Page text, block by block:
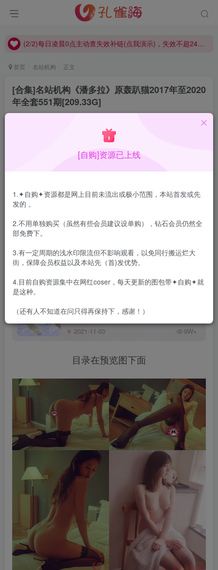
(2/2)每日凌晨0点主动查失效补链(点我演示)，失效不超24小时，
(2/2)每日凌晨0点主动查失效补链(点我演示)，失效不超24小时，
首页 名站机构 正文
[合集]名站机构《潘多拉》原轰趴猫2017年至2020
年全套551期[209.33G]
关注
潘多拉是非常热门的一家，关注度很高但是网上流出的都是
288期开始改名字了，从轰趴猫彻底改名为潘多拉。
金和特刊，白金和特刊本站合集单独打包了。
注意本合集并不完整，网上原版的非常难弄到完整，本站只
能尽力收录，2020年10月份比较新的也收录进来了！
会员专属 [合集]《潘多拉(原轰趴猫)》珍
2021-11-03 9W+
目录在预览图下面
[自购]资源已上线
1.✦自购✦资源都是网上目前未流出或极小范围，本站首发或先
发的 。
2.不用单独购买（虽然有些会员建议设单购），钻石会员仍然全
部免费下。
3.有一定周期的浅水印限流但不影响观看，以免同行搬运烂大
街，保障会员权益以及本站先（首)发优势。
4.目前自购资源集中在网红coser，每天更新的图包带✦自购✦就
是这种。
（还有人不知道在问只得再保持下，感谢！）